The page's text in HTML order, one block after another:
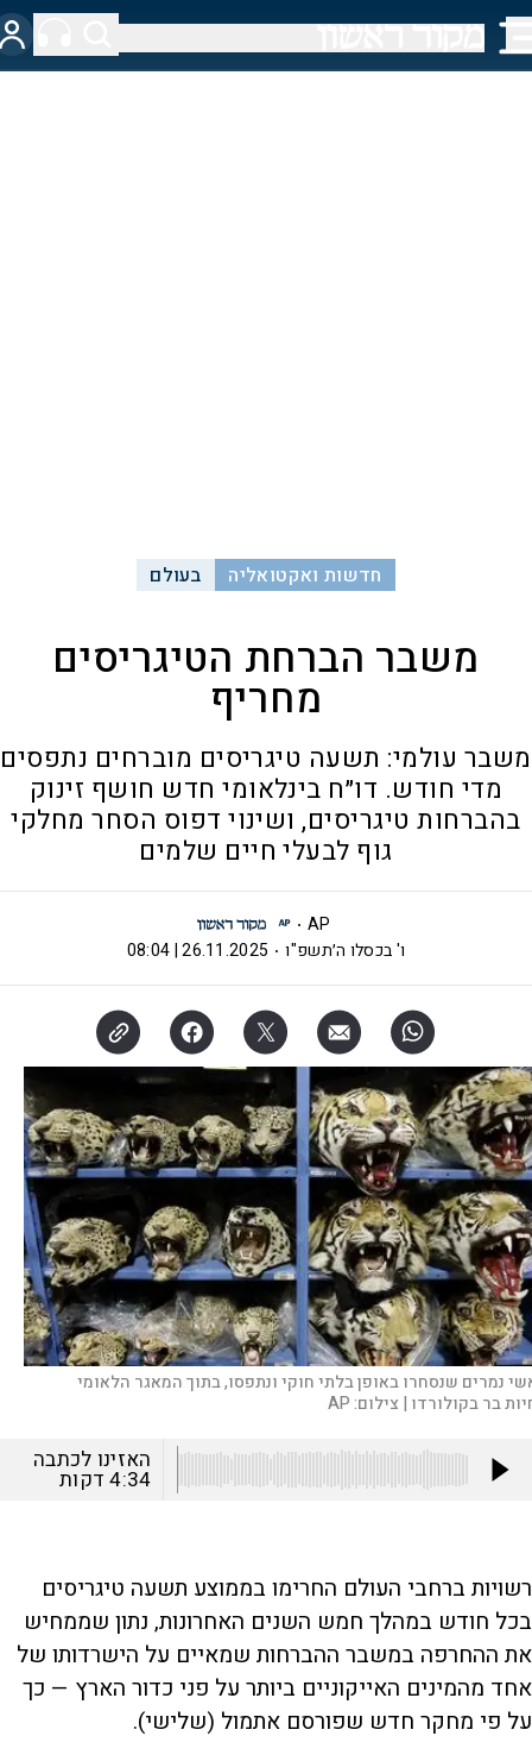
חדשות ואקטואליה בעולם
משבר הברחת הטיגריסים
מחריף
משבר עולמי: תשעה טיגריסים מוברחים נתפסים
מדי חודש. דו״ח בינלאומי חדש חושף זינוק
בהברחות טיגריסים, ושינוי דפוס הסחר מחלקי
גוף לבעלי חיים שלמים
AP
ו' בכסלו ה׳תשפ"ו
26.11.2025 | 08:04
נמרים שנסחרו באופן בלתי חוקי ונתפסו, בתוך המאגר הלאומי
בר בקולורדו | צילום:AP
האזינו לכתבה
4:34דקות
רשויות ברחבי העולם החרימו בממוצע תשעה טיגריסים
בכל חודש במהלך חמש השנים האחרונות, נתון שממחיש
את ההחרפה במשבר ההברחות שמאיים על הישרדותו של
אחד מהמינים האייקוניים ביותר על פני כדור הארץ — כך
על פי מחקר חדש שפורסם אתמול (שלישי).